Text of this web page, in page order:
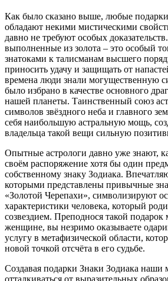
Как было сказано выше, любые
обладают некими мистическими
давно не требуют особых
выполненные из золота – это особый
знатоками к талисманам высшего
приносить удачу и защищать от
времена люди знали могущественную
было избрано в качестве основного
нашей планеты. Таинственный союз
символов звёздного неба и главного
себя наибольшую астральную мощь,
владельца такой вещи сильную
Опытные астрологи давно уже знают,
своём распоряжение хотя бы один
собственному знаку Зодиака.
которыми представлены привычные
«Золотой Черепахи», символизируют
характеристики человека, который
созвездием. Преподнося такой
женщине, вы незримо оказываете
услугу в метафизической области,
новой точкой отсчёта в его судьбе.
Создавая подарки Знаки Зодиака наши